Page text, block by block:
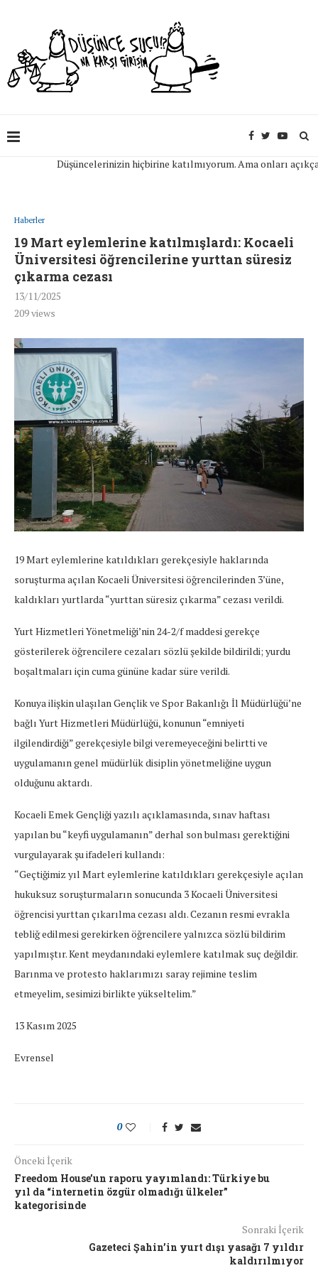
Düşüncelerinizin hiçbirine katılmıyorum. Ama onları açıkça
Haberler
19 Mart eylemlerine katılmışlardı: Kocaeli
Üniversitesi öğrencilerine yurttan süresiz
çıkarma cezası
13/11/2025
209views
19 Mart eylemlerine katıldıkları gerekçesiyle haklarında
soruşturma açılan Kocaeli Üniversitesi öğrencilerinden 3’üne,
kaldıkları yurtlarda “yurttan süresiz çıkarma” cezası verildi.
Yurt Hizmetleri Yönetmeliği’nin 24-2/f maddesi gerekçe
gösterilerek öğrencilere cezaları sözlü şekilde bildirildi; yurdu
boşaltmaları için cuma gününe kadar süre verildi.
Konuya ilişkin ulaşılan Gençlik ve Spor Bakanlığı İl Müdürlüğü’ne
bağlı Yurt Hizmetleri Müdürlüğü, konunun “emniyeti
ilgilendirdiği” gerekçesiyle bilgi veremeyeceğini belirtti ve
uygulamanın genel müdürlük disiplin yönetmeliğine uygun
olduğunu aktardı.
Kocaeli Emek Gençliği yazılı açıklamasında, sınav haftası
yapılan bu “keyfi uygulamanın” derhal son bulması gerektiğini
vurgulayarak şu ifadeleri kullandı:
“Geçtiğimiz yıl Mart eylemlerine katıldıkları gerekçesiyle açılan
hukuksuz soruşturmaların sonucunda 3 Kocaeli Üniversitesi
öğrencisi yurttan çıkarılma cezası aldı. Cezanın resmi evrakla
tebliğ edilmesi gerekirken öğrencilere yalnızca sözlü bildirim
yapılmıştır. Kent meydanındaki eylemlere katılmak suç değildir.
Barınma ve protesto haklarımızı saray rejimine teslim
etmeyelim, sesimizi birlikte yükseltelim.”
13 Kasım 2025
Evrensel
0
Önceki İçerik
Freedom House’un raporu yayımlandı: Türkiye bu
yıl da “internetin özgür olmadığı ülkeler”
kategorisinde
Sonraki İçerik
Gazeteci Şahin’in yurt dışı yasağı 7 yıldır
kaldırılmıyor